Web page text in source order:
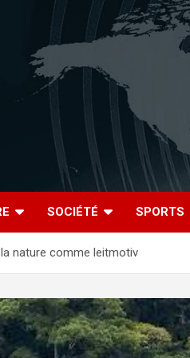
SOCIÉTÉ SPORTS
la nature comme leitmotiv